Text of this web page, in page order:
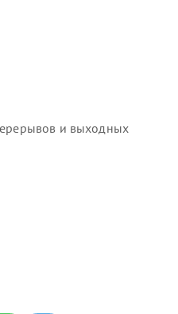
и выходных